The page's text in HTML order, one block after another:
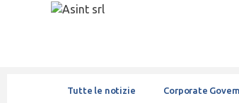
Tutte le notizie Corporate